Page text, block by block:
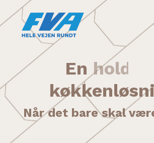
to
En holdbar
Når det bare skal